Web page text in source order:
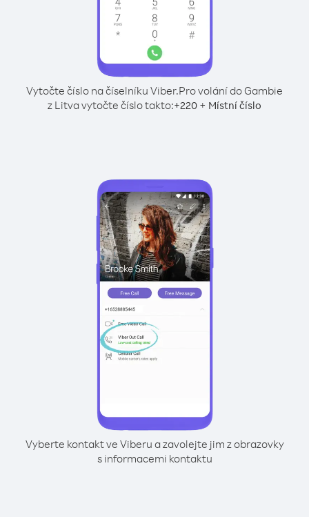
Vytočte číslo na číselníku Viber.Pro volání do Gambie
z Litva vytočte číslo takto:+220 + Místní číslo
Vyberte kontakt ve Viberu a zavolejte jim z obrazovky
s informacemi kontaktu